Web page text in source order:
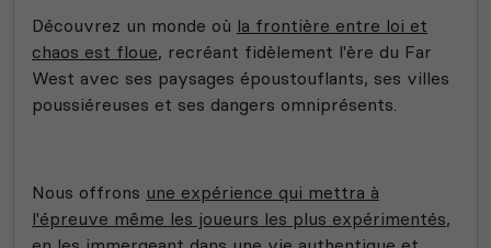
Découvrez un monde où la frontière entre loi et
chaos est floue, recréant fidèlement l'ère du Far
West avec ses paysages époustouflants, ses villes
poussiéreuses et ses dangers omniprésents.
Nous offrons une expérience qui mettra à
l'épreuve même les joueurs les plus expérimentés,